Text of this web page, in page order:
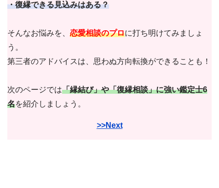
・復縁できる見込みはある？
そんなお悩みを、 恋愛相談のプロに打ち明けてみましょ
う。
第三者のアドバイスは、思わぬ方向転換ができることも！
次のページでは「縁結び」や「復縁相談」に強い鑑定士6
名を紹介しましょう。
>>Next